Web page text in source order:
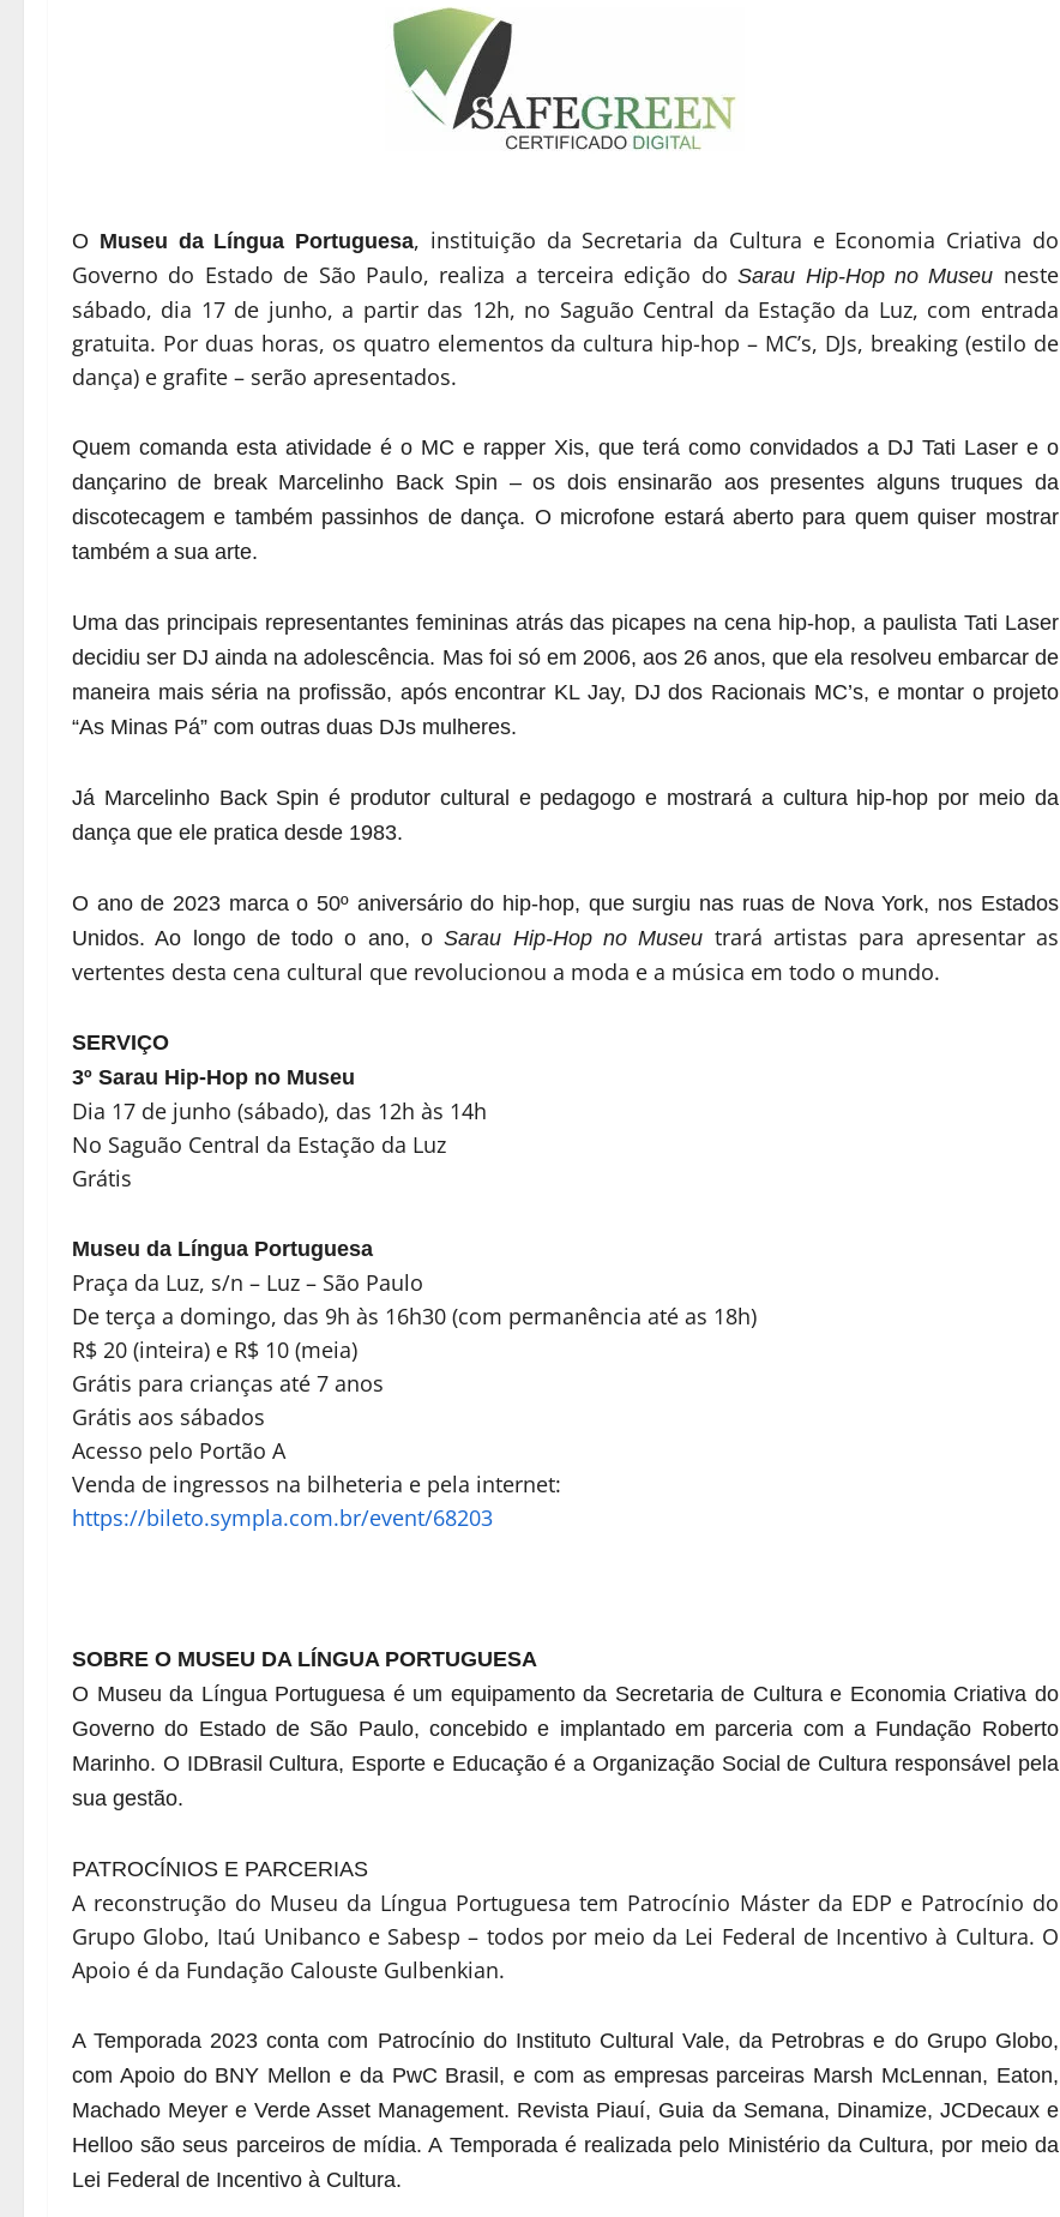
O Museu da Língua Portuguesa, instituição da Secretaria da Cultura e Economia Criativa do
Governo do Estado de São Paulo, realiza a terceira edição doSarau Hip-Hop no Museu neste
sábado, dia 17 de junho, a partir das 12h, no Saguão Central da Estação da Luz, com entrada
gratuita. Por duas horas, os quatro elementos da cultura hip-hop – MC’s, DJs, breaking (estilo de
dança) e grafite – serão apresentados.
Quem comanda esta atividade é o MC e rapper Xis, que terá como convidados a DJ Tati Laser e o
dançarino de break Marcelinho Back Spin – os dois ensinarão aos presentes alguns truques da
discotecagem e também passinhos de dança. O microfone estará aberto para quem quiser mostrar
também a sua arte.
Uma das principais representantes femininas atrás das picapes na cena hip-hop, a paulista Tati Laser
decidiu ser DJ ainda na adolescência. Mas foi só em 2006, aos 26 anos, que ela resolveu embarcar de
maneira mais séria na profissão, após encontrar KL Jay, DJ dos Racionais MC’s, e montar o projeto
“As Minas Pá” com outras duas DJs mulheres.
Já Marcelinho Back Spin é produtor cultural e pedagogo e mostrará a cultura hip-hop por meio da
dança que ele pratica desde 1983.
O ano de 2023 marca o 50º aniversário do hip-hop, que surgiu nas ruas de Nova York, nos Estados
Unidos. Ao longo de todo o ano, oSarau Hip-Hop no Museu trará artistas para apresentar as
vertentes desta cena cultural que revolucionou a moda e a música em todo o mundo.
SERVIÇO
3º Sarau Hip-Hop no Museu
Dia 17 de junho (sábado), das 12h às 14h
No Saguão Central da Estação da Luz
Grátis
Museu da Língua Portuguesa
Praça da Luz, s/n – Luz – São Paulo
De terça a domingo, das 9h às 16h30 (com permanência até as 18h)
R$ 20 (inteira) e R$ 10 (meia)
Grátis para crianças até 7 anos
Grátis aos sábados
Acesso pelo Portão A
Venda de ingressos na bilheteria e pela internet:
https://bileto.sympla.com.br/event/68203
SOBRE O MUSEU DA LÍNGUA PORTUGUESA
O Museu da Língua Portuguesa é um equipamento da Secretaria de Cultura e Economia Criativa do
Governo do Estado de São Paulo, concebido e implantado em parceria com a Fundação Roberto
Marinho. O IDBrasil Cultura, Esporte e Educação é a Organização Social de Cultura responsável pela
sua gestão.
PATROCÍNIOS E PARCERIAS
A reconstrução do Museu da Língua Portuguesa tem Patrocínio Máster da EDP e Patrocínio do
Grupo Globo, Itaú Unibanco e Sabesp – todos por meio da Lei Federal de Incentivo à Cultura. O
Apoio é da Fundação Calouste Gulbenkian.
A Temporada 2023 conta com Patrocínio do Instituto Cultural Vale, da Petrobras e do Grupo Globo,
com Apoio do BNY Mellon e da PwC Brasil, e com as empresas parceiras Marsh McLennan, Eaton,
Machado Meyer e Verde Asset Management. Revista Piauí, Guia da Semana, Dinamize, JCDecaux e
Helloo são seus parceiros de mídia. A Temporada é realizada pelo Ministério da Cultura, por meio da
Lei Federal de Incentivo à Cultura.